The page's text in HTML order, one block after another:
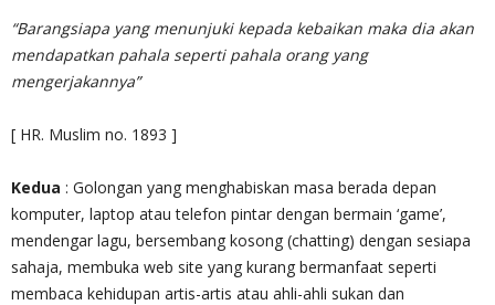
“Barangsiapa yang menunjuki kepada kebaikan maka dia akan
mendapatkan pahala seperti pahala orang yang
mengerjakannya”
[ HR. Muslim no. 1893 ]
Kedua : Golongan yang menghabiskan masa berada depan
komputer, laptop atau telefon pintar dengan bermain ‘game’,
mendengar lagu, bersembang kosong (chatting) dengan sesiapa
sahaja, membuka web site yang kurang bermanfaat seperti
membaca kehidupan artis-artis atau ahli-ahli sukan dan